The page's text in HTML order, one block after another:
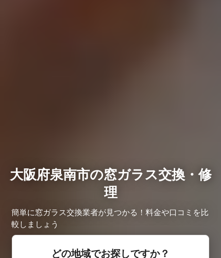
大阪府泉南市の窓ガラス交換・修
理
簡単に窓ガラス交換業者が見つかる！料金や口コミを比
較しましょう
どの地域でお探しですか？